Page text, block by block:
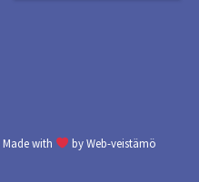
Made with byWeb-veistämö